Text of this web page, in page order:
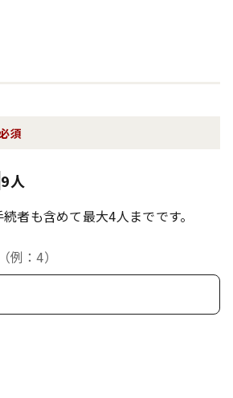
須
9人
者も含めて最大4人までです。
例：4）